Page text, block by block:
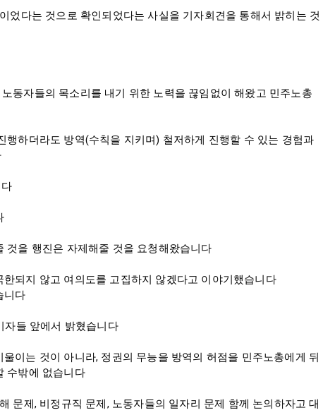
었다는 것으로 확인되었다는 사실을 기자회견을 통해서 밝히는 것
동자들의 목소리를 내기 위한 노력을 끊임없이 해왔고 민주노총
하더라도 방역(수칙을 지키며) 철저하게 진행할 수 있는 경험과
것을 행진은 자제해줄 것을 요청해왔습니다
되지 않고 여의도를 고집하지 않겠다고 이야기했습니다
니다
자들 앞에서 밝혔습니다
이는 것이 아니라, 정권의 무능을 방역의 허점을 민주노총에게 뒤
수밖에 없습니다
문제, 비정규직 문제, 노동자들의 일자리 문제 함께 논의하자고 대